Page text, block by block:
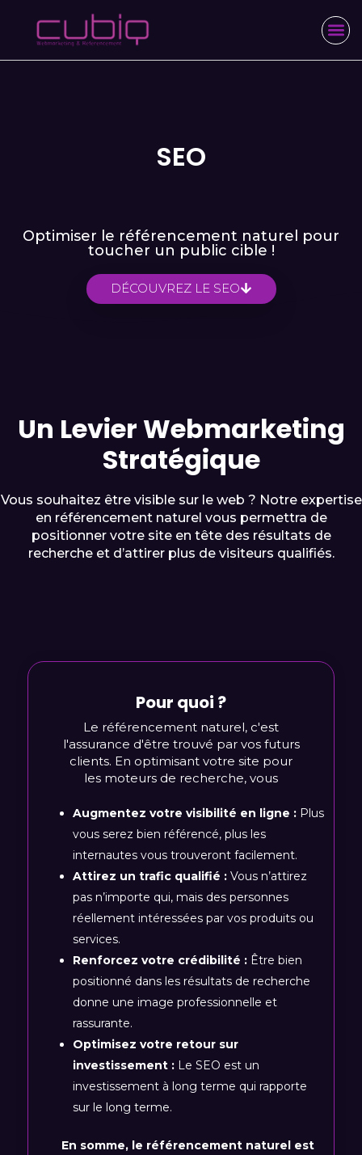
SEO
Optimiser le référencement naturel pour
toucher un public cible !
DÉCOUVREZ LE SEO
Un Levier Webmarketing
Stratégique
Vous souhaitez être visible sur le web ? Notre expertise
en référencement naturel vous permettra de
positionner votre site en tête des résultats de
recherche et d’attirer plus de visiteurs qualifiés.
Pour quoi ?
Le référencement naturel, c'est
l'assurance d'être trouvé par vos futurs
clients. En optimisant votre site pour
les moteurs de recherche, vous
Augmentez votre visibilité en ligne :Plus
vous serez bien référencé, plus les
internautes vous trouveront facilement.
Attirez un trafic qualifié :Vous n’attirez
pas n’importe qui, mais des personnes
réellement intéressées par vos produits ou
services.
Renforcez votre crédibilité :Être bien
positionné dans les résultats de recherche
donne une image professionnelle et
rassurante.
Optimisez votre retour sur
investissement :Le SEO est un
investissement à long terme qui rapporte
sur le long terme.
En somme, le référencement naturel est